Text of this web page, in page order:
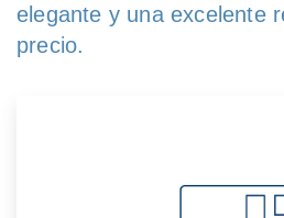
elegante y una excelente
precio.